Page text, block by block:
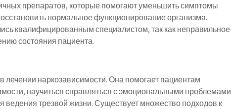
препаратов, которые помогают уменьшить симптомы
нормальное функционирование организма.
квалифицированным специалистом, так как неправильное
состояния пациента.
лечении наркозависимости. Она помогает пациентам
научиться справляться с эмоциональными проблемами
ведения трезвой жизни. Существует множество подходов к